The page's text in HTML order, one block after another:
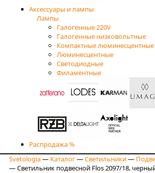
Аксессуары и лампы
Лампы
Галогенные 220V
Галогенные низковольтные
Компактные люминесцентные
Люминесцентные
Светодиодные
Филаментные
Распродажа %
Svetologia— Каталог—Светильники—
—Светильник подвесной Flos 2097/18,